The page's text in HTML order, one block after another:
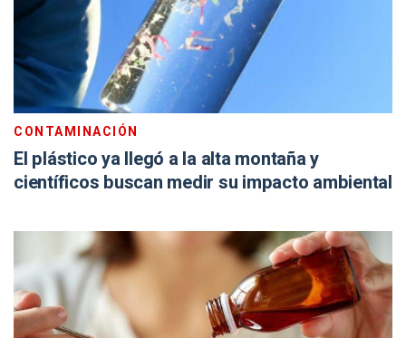
CONTAMINACIÓN
El plástico ya llegó a la alta montaña y
científicos buscan medir su impacto ambiental